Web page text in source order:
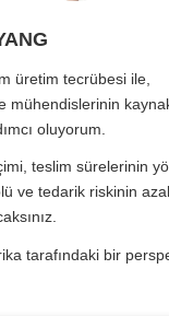
üretim tecrübesi ile,
mühendislerinin
oluyorum.
teslim sürelerinin
ve tedarik riskinin
tarafındaki bir